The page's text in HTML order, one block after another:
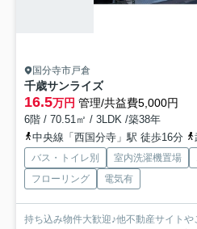
国分寺市戸倉
千歳サンライズ
16.5万円 管理/共益費5,000円
6階 / 70.51㎡ / 3LDK /築38年
中央線「西国分寺」駅 徒歩16分
バス・トイレ別 室内洗濯機置場
フローリング
電気有
持ち込み物件大歓迎♪他不動産サイト